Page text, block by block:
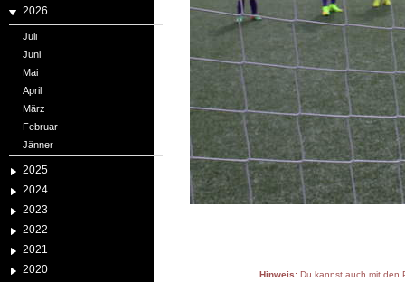
2026
Juli
Juni
Mai
April
März
Februar
Jänner
2025
2024
2023
2022
2021
2020
Hinweis:Du kannst auch mit den